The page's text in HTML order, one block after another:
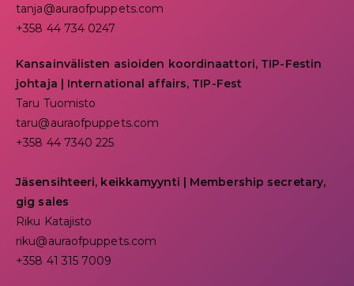
tanja@auraofpuppets.com
+358 44 734 0247
Kansainvälisten asioiden koordinaattori, TIP-Festin
johtaja | International affairs, TIP-Fest
Taru Tuomisto
taru@auraofpuppets.com
+358 44 7340 225
Jäsensihteeri, keikkamyynti | Membership secretary,
gig sales
Riku Katajisto
riku@auraofpuppets.com
+358 41 315 7009